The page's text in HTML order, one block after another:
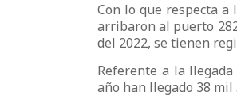
Con lo que respecta a
arribaron al puerto
del 2022, se tienen
Referente a la
año han llegado 38 mil